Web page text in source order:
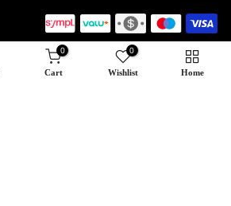
Home
0
Wishlist
0
Cart